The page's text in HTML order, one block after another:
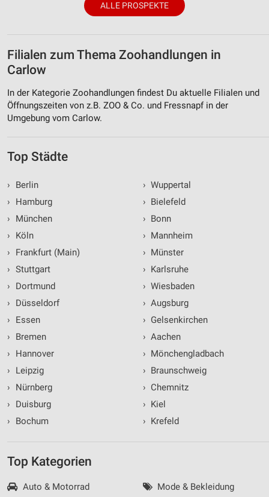
ALLE PROSPEKTE
Filialen zum Thema Zoohandlungen in
Carlow
In der Kategorie Zoohandlungen findest Du aktuelle Filialen und
Öffnungszeiten von z.B. ZOO & Co. und Fressnapf in der
Umgebung vom Carlow.
Top Städte
›
Berlin
›
Hamburg
›
München
›
Köln
›
Frankfurt (Main)
› Stuttgart
›
Dortmund
›
Düsseldorf
›
Essen
›
Bremen
›
Hannover
›
Leipzig
›
Nürnberg
›
Duisburg
›
Bochum
› Wuppertal
› Bielefeld
› Bonn
› Mannheim
› Münster
› Karlsruhe
› Wiesbaden
› Augsburg
› Gelsenkirchen
› Aachen
› Mönchengladbach
› Braunschweig
› Chemnitz
› Kiel
› Krefeld
Top Kategorien
Auto & Motorrad
Mode & Bekleidung